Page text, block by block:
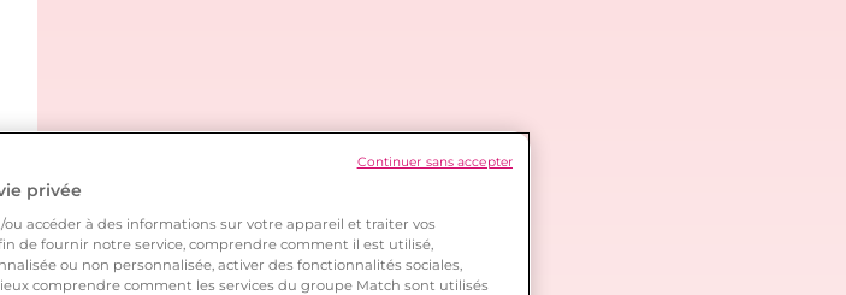
privée
accéder à des informations sur votre appareil et traiter vos
de fournir notre service, comprendre comment il est utilisé,
ou non personnalisée, activer des fonctionnalités sociales,
comprendre comment les services du groupe Match sont utilisés
Continuer sans accepter